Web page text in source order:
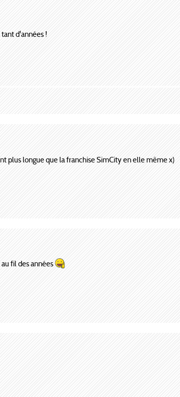
d'années !
plus longue que la franchise SimCity en elle même x)
fil des années